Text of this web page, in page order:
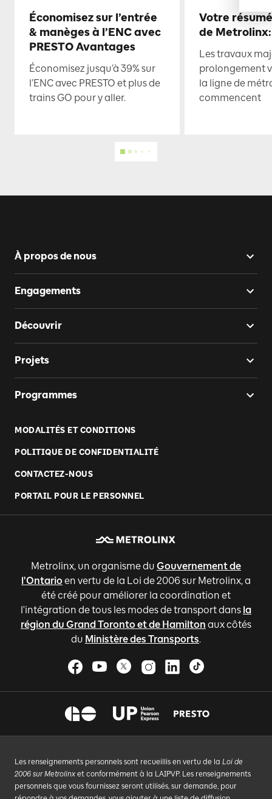
Économisez sur l’entrée
& manèges à l’ENC avec
PRESTO Avantages
Économisez jusqu’à 39% sur
l’ENC avec PRESTO et plus de
trains GO pour y aller.
Votre
de
Les travaux
prolongement
la ligne de
commencent
À propos de nous
Engagements
Découvrir
Projets
Programmes
MODALITÉS ET CONDITIONS
POLITIQUE DE CONFIDENTIALITÉ
CONTACTEZ-NOUS
PORTAIL POUR LE PERSONNEL
Metrolinx, un organisme du Gouvernement de
l'Ontario en vertu de la Loi de 2006 sur Metrolinx, a
été créé pour améliorer la coordination et
l'intégration de tous les modes de transport dans la
région du Grand Toronto et de Hamilton aux côtés
du Ministère des Transports.
Les renseignements personnels sont recueillis en vertu de la Loi de
2006 sur Metrolinx et conformément à la LAIPVP. Les renseignements
personnels que vous fournissez seront utilisés, sur demande, pour